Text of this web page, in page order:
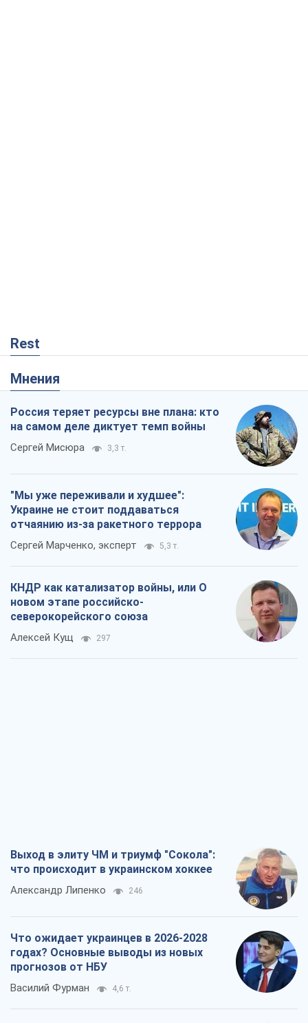
Rest
Мнения
Россия теряет ресурсы вне плана: кто
на самом деле диктует темп войны
Сергей Мисюра 3,3 т.
"Мы уже переживали и худшее":
Украине не стоит поддаваться
отчаянию из-за ракетного террора
Сергей Марченко, эксперт 5,3 т.
КНДР как катализатор войны, или О
новом этапе российско-
северокорейского союза
Алексей Кущ 297
Выход в элиту ЧМ и триумф "Сокола":
что происходит в украинском хоккее
Александр Липенко 246
Что ожидает украинцев в 2026-2028
годах? Основные выводы из новых
прогнозов от НБУ
Василий Фурман 4,6 т.